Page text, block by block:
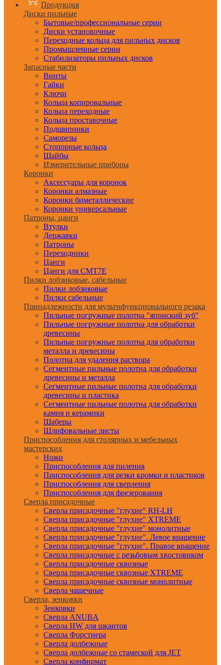
Продукция
Диски пильные
Бытовые/профессиональные серии
Диски установочные
Переходные кольца для пильных дисков
Промышленные серии
Стабилизаторы пильных дисков
Запасные части
Винты
Гайки
Ключи
Кольца копировальные
Кольца переходные
Кольца проставочные
Подшипники
Саморезы
Стопорные кольца
Шайбы
Измерительные приборы
Коронки
Аксессуары для коронок
Коронки алмазные
Коронки биметаллические
Коронки универсальные
Патроны, цанги
Втулки
Державки
Патроны
Переходники
Цанги
Цанги для CMT7E
Пилки лобзиковые, сабельные
Пилки лобзиковые
Пилки сабельные
Принадлежности для мультифункционального резака
Пильные погружные полотна "японский зуб"
Пильные погружные полотна для обработки
древесины
Пильные погружные полотна для обработки
металла и древесины
Полотна для удаления раствора
Сегментные пильные полотна для обработки
древесины и металла
Сегментные пильные полотна для обработки
древесины и пластика
Сегментные пильные полотна для обработки
камня и керамики
Шаберы
Шлифовальные листы
Приспособления для столярных и мебельных
мастерских
Ножи
Приспособления для пиления
Приспособления для резки кромки и пластиков
Приспособления для сверления
Приспособления для фрезерования
Сверла присадочные
Сверла присадочные "глухие" RH-LH
Сверла присадочные "глухие" XTREME
Сверла присадочные "глухие" монолитные
Сверла присадочные "глухие". Левое вращение
Сверла присадочные "глухие". Правое вращение
Сверла присадочные с резьбовым хвостовиком
Сверла присадочные сквозные
Сверла присадочные сквозные XTREME
Сверла присадочные сквозные монолитные
Сверла чашечные
Сверла, зенковки
Зенковки
Сверла ANUBA
Сверла HW для шкантов
Сверла Форстнера
Сверла долбежные
Сверла долбежные со стамеской для JET
Сверла конфирмат